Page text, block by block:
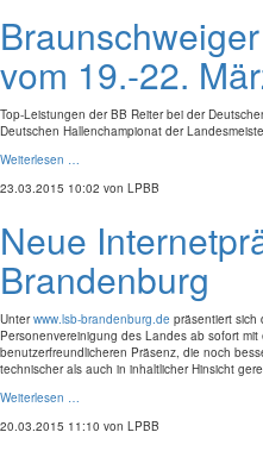
vom 19.-22.
Top-Leistungen der BB Reiter bei der
Deutschen Hallenchampionat der
Weiterlesen …
23.03.2015 10:02 von LPBB
Neue
Brandenburg
Unterwww.lsb-brandenburg.de präsentiert sich
Personenvereinigung des Landes ab sofort
benutzerfreundlicheren Präsenz, die noch
technischer als auch in inhaltlicher Hinsicht
Weiterlesen …
20.03.2015 11:10 von LPBB